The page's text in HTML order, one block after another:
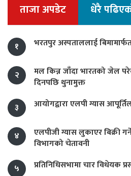
ताजा अपडेट धेरै
१ भरतपुर अस्पताललाई
२
मल किन्न जाँदा भारतको जेल
दिनपछि थुनामुक्त
३
आयोगद्वारा एलपी ग्यास
४
एलपीजी ग्यास लुकाएर बिक्री
विभागको चेतावनी
५
प्रतिनिधिसभामा चार विधेयक